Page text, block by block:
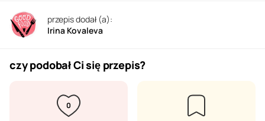
przepis dodał (a):
Irina Kovaleva
czy podobał Ci się przepis?
0